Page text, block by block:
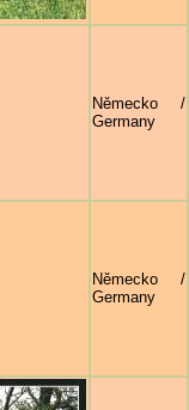
Německo /
Germany
Německo /
Germany